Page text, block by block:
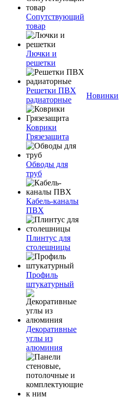
Сопутствующий
товар
Лючки и
решетки
Решетки ПВХ
радиаторные
Коврики
Грязезащита
Обводы для
труб
Кабель-каналы
ПВХ
Плинтус для
столешницы
Профиль
штукатурный
Декоративные
углы из
алюминия
Новинки